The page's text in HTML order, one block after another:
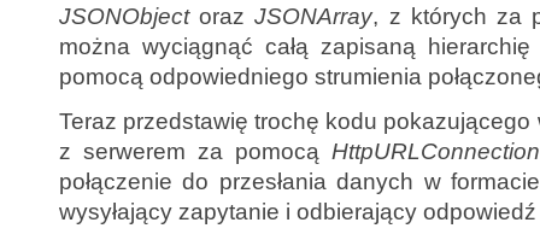
JSONObjectorazJSONArray, z których za
można wyciągnąć całą zapisaną
pomocą odpowiedniego strumienia
Teraz przedstawię trochę kodu pokazującego
z serwerem za pomocąHttpURLConnection
połączenie do przesłania danych w
wysyłający zapytanie i odbierający